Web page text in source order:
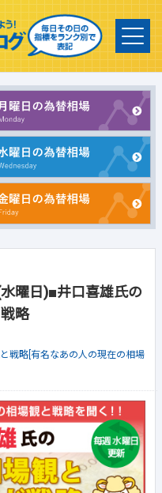
曜日)■井口喜雄氏の
略
戦略[有名なあの人の現在の相場